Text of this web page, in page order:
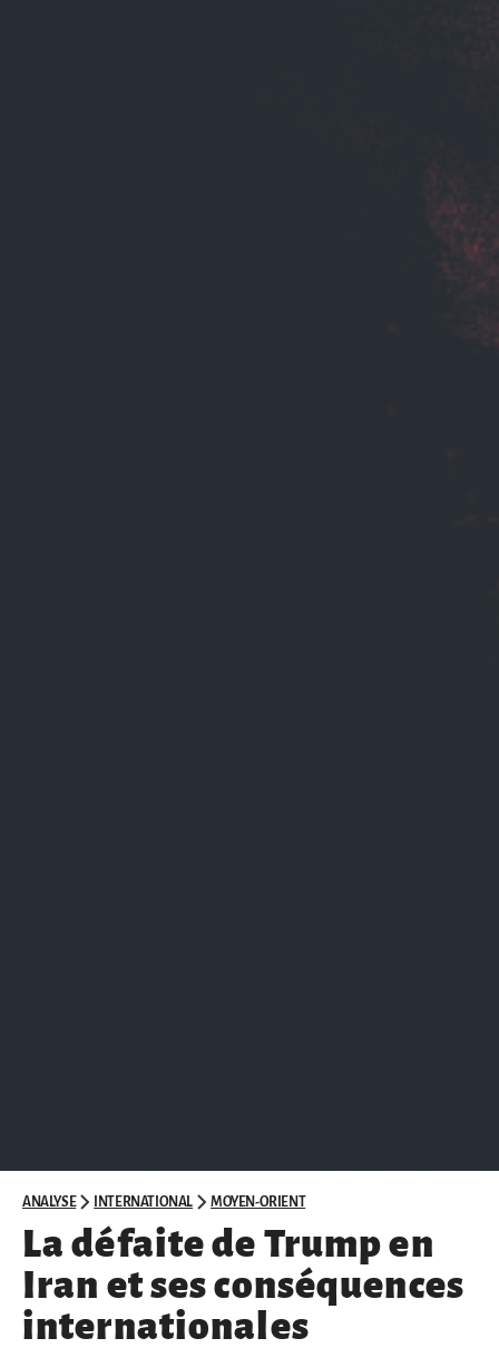
ANALYSE INTERNATIONAL MOYEN-ORIENT
La défaite de Trump en
Iran et ses conséquences
internationales